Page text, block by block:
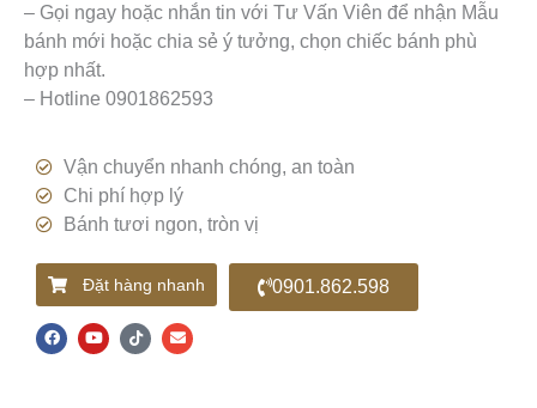
– Gọi ngay hoặc nhắn tin với Tư Vấn Viên để nhận Mẫu
bánh mới hoặc chia sẻ ý tưởng, chọn chiếc bánh phù
hợp nhất.
– Hotline 0901862593
Vận chuyển nhanh chóng, an toàn
Chi phí hợp lý
Bánh tươi ngon, tròn vị
Đặt hàng nhanh 0901.862.598
a
c
o
u
i
k
n
v